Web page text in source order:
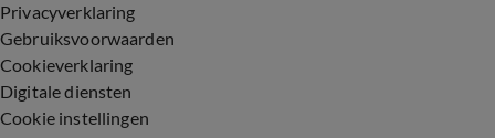
Privacyverklaring
Gebruiksvoorwaarden
Cookieverklaring
Digitale diensten
Cookie instellingen